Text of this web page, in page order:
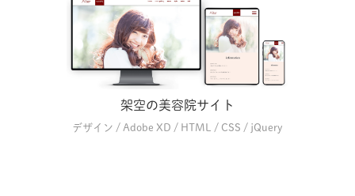
架空の美容院サイト
デザイン / Adobe XD / HTML / CSS / jQuery